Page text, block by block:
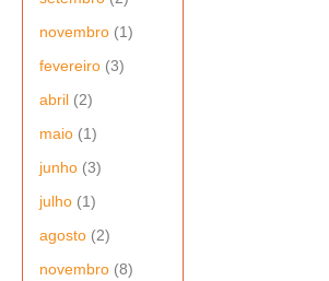
novembro (1)
fevereiro (3)
abril (2)
maio (1)
junho (3)
julho (1)
agosto (2)
novembro (8)